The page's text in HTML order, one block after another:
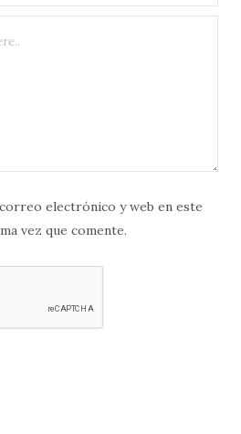
electrónico y web en este
vez que comente.